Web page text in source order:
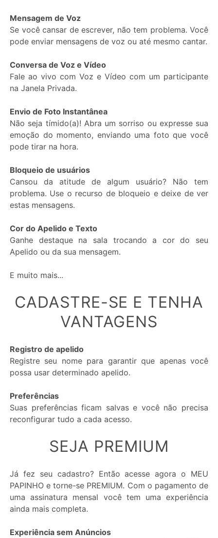
Status:
Mensagem de Voz
Se você cansar de escrever, não tem problema. Você
pode enviar mensagens de voz ou até mesmo cantar.
Conversa de Voz e Vídeo
Fale ao vivo com Voz e Vídeo com um participante
na Janela Privada.
Envio de Foto Instantânea
Não seja tímido(a)! Abra um sorriso ou expresse sua
emoção do momento, enviando uma foto que você
pode tirar na hora.
Bloqueio de usuários
Cansou da atitude de algum usuário? Não tem
problema. Use o recurso de bloqueio e deixe de ver
estas mensagens.
Cor do Apelido e Texto
Ganhe destaque na sala trocando a cor do seu
Apelido ou da sua mensagem.
E muito mais...
CADASTRE-SE E TENHA
VANTAGENS
Registro de apelido
Registre seu nome para garantir que apenas você
possa usar determinado apelido.
Preferências
Suas preferências ficam salvas e você não precisa
reconfigurar tudo a cada acesso.
SEJA PREMIUM
Já fez seu cadastro? Então acesse agora o MEU
PAPINHO e torne-se PREMIUM. Com o pagamento de
uma assinatura mensal você tem uma experiência
ainda mais completa.
Experiência sem Anúncios